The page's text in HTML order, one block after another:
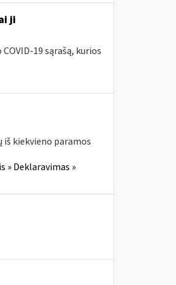
ji
19 sąrašą, kurios
iš kiekvieno paramos
» Deklaravimas »